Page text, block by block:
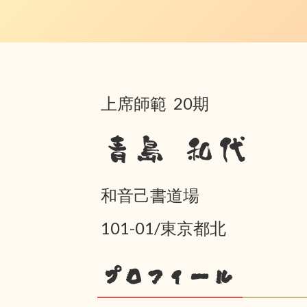
上席師範 20期
青島 和代
和音己書道場
101-01/東京都北
プロフィール